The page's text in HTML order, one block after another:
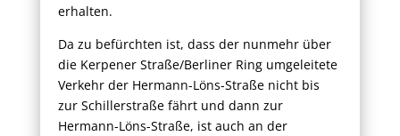
erhalten.
Da zu befürchten ist, dass der nunmehr über
die Kerpener Straße/Berliner Ring umgeleitete
Verkehr der Hermann-Löns-Straße nicht bis
zur Schillerstraße fährt und dann zur
Hermann-Löns-Straße, ist auch an der